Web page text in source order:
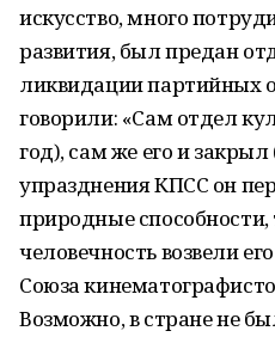
искусство, много
развития, был предан
ликвидации партийных
говорили: «Сам отдел
год), сам же его и закрыл
упразднения КПСС он
природные
человечность возвели
Союза
Возможно, в стране не